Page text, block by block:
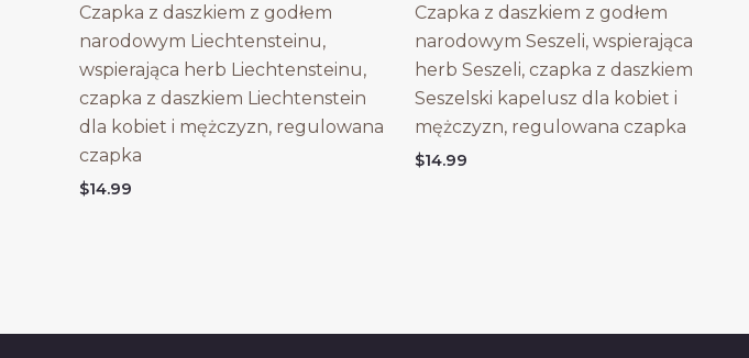
Czapka z daszkiem z godłem
narodowym Liechtensteinu,
wspierająca herb Liechtensteinu,
czapka z daszkiem Liechtenstein
dla kobiet i mężczyzn, regulowana
czapka
$14.99
Czapka z daszkiem z godłem
narodowym Seszeli, wspierająca
herb Seszeli, czapka z daszkiem
Seszelski kapelusz dla kobiet i
mężczyzn, regulowana czapka
$14.99